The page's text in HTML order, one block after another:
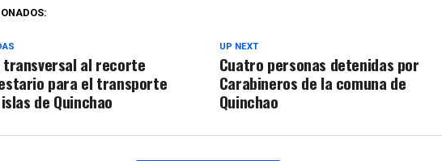
UP NEXT
Cuatro personas detenidas por
Carabineros de la comuna de
Quinchao
transversal al recorte
para el transporte
de Quinchao